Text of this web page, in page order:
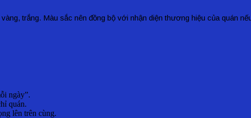
trắng. Màu sắc nên đồng bộ với nhận diện thương hiệu của quán
ngày”.
quán.
lên trên cùng.